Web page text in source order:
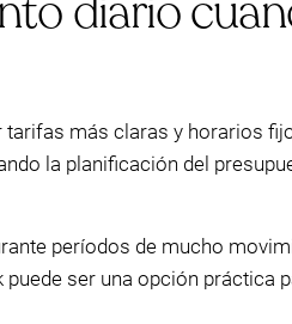
tarifas más claras y horarios
la planificación del
períodos de mucho
ser una opción práctica